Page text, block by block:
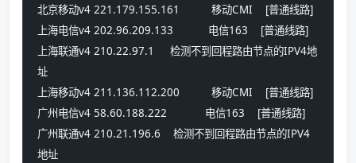
北京移动v4 221.179.155.161          移动CMI    [普通线路]
上海电信v4 202.96.209.133           电信163    [普通线路]
上海联通v4 210.22.97.1     检测不到回程路由节点的IPV4地
址
上海移动v4 211.136.112.200          移动CMI    [普通线路]
广州电信v4 58.60.188.222            电信163    [普通线路]
广州联通v4 210.21.196.6    检测不到回程路由节点的IPV4
地址